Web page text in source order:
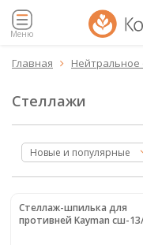
Меню
Главная 
Стеллажи
Новые и популярные
Стеллаж-шпилька для
противней Kayman сш-